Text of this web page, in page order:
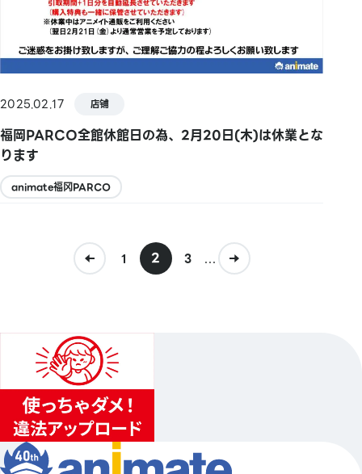
2025.02.17 店铺
福岡PARCO全館休館日の為、2月20日(木)は休業とな
ります
animate福冈PARCO
1 2 3 ...